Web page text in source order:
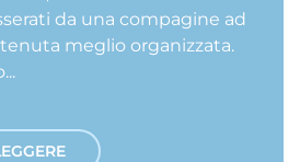
da una compagine ad
meglio organizzata.